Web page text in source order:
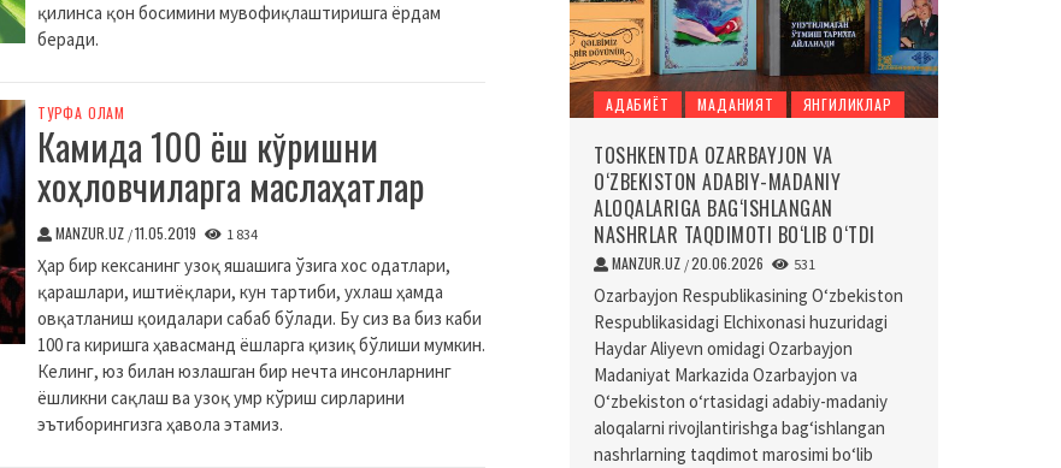
қилинса қон босимини мувофиқлаштиришга ёрдам
беради.
ТУРФА ОЛАМ
Камида 100 ёш кўришни
хоҳловчиларга маслаҳатлар
MANZUR.UZ /11.05.2019 1 834
Ҳар бир кексанинг узоқ яшашига ўзига хос одатлари,
қарашлари, иштиёқлари, кун тартиби, ухлаш ҳамда
овқатланиш қоидалари сабаб бўлади. Бу сиз ва биз каби
100 га киришга ҳавасманд ёшларга қизиқ бўлиши мумкин.
Келинг, юз билан юзлашган бир нечта инсонларнинг
ёшликни сақлаш ва узоқ умр кўриш сирларини
эътиборингизга ҳавола этамиз.
АДАБИЁТ МАДАНИЯТ ЯНГИЛИКЛАР
TOSHKENTDA OZARBAYJON VA
O‘ZBEKISTON ADABIY-MADANIY
ALOQALARIGA BAG‘ISHLANGAN
NASHRLAR TAQDIMOTI BO‘LIB O‘TDI
MANZUR.UZ /20.06.2026 531
Ozarbayjon Respublikasining O‘zbekiston
Respublikasidagi Elchixonasi huzuridagi
Haydar Aliyevn omidagi Ozarbayjon
Madaniyat Markazida Ozarbayjon va
O‘zbekiston o‘rtasidagi adabiy-madaniy
aloqalarni rivojlantirishga bag‘ishlangan
nashrlarning taqdimot marosimi bo‘lib